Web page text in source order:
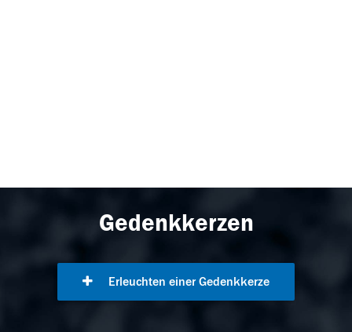
Gedenkkerzen
Erleuchten einer Gedenkkerze